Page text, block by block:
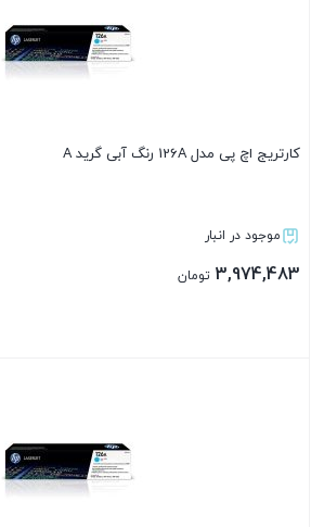
کارتریج اچ پی مدل 126A رنگ آبی گرید A
موجود در انبار
3,974,483 تومان